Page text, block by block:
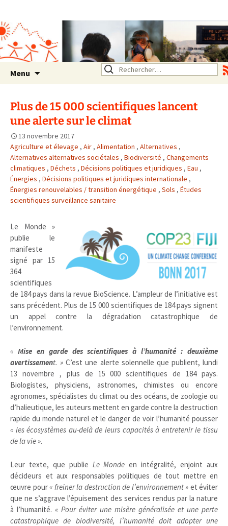
Rhône Alpes
Un environnement sain pour
la santé de tous
Menu Rechercher :
Plus de 15 000 scientifiques lancent
une alerte sur le climat
13 novembre 2017
Agriculture et élevage , Air , Alimentation , Alternatives ,
Alternatives alternatives sociétales , Biodiversité , Changements
climatiques , Déchets , Décisions politiques et juridiques , Eau ,
Énergies , Décisions politiques et juridiques internationale ,
Énergies renouvelables / transition énergétique , Sols , Études
scientifiques surveillance sanitaire
Le Monde »
publie le
manifeste
signé par 15
364
scientifiques
de 184 pays dans la revue BioScience. L’ampleur de l’initiative est
sans précédent. Plus de 15 000 scientifiques de 184 pays signent
un appel contre la dégradation catastrophique de
l’environnement.
« Mise en garde des scien­tifiques à l’humanité : deuxième
avertissement. » C’est une alerte solennelle que publient, lundi
13 novembre , plus de 15 000 scientifiques de 184 pays.
Biologistes, physiciens, astronomes, chimistes ou ­encore
agronomes, spécialistes du climat ou des océans, de zoologie ou
d’halieutique, les auteurs mettent en garde contre la destruction
rapide du monde naturel et le danger de voir l’humanité pousser
« les écosystèmes au-delà de leurs capacités à entretenir le tissu
de la vie ».
Leur texte, que publie Le Monde en intégralité, enjoint aux
décideurs et aux responsables politiques de tout mettre en
œuvre pour« freiner la destruction de l’environnement » et éviter
que ne s’aggrave l’épuisement des services rendus par la nature
à l’humanité. « Pour éviter une misère généralisée et une perte
catastrophique de biodiversité, l’humanité doit adopter une